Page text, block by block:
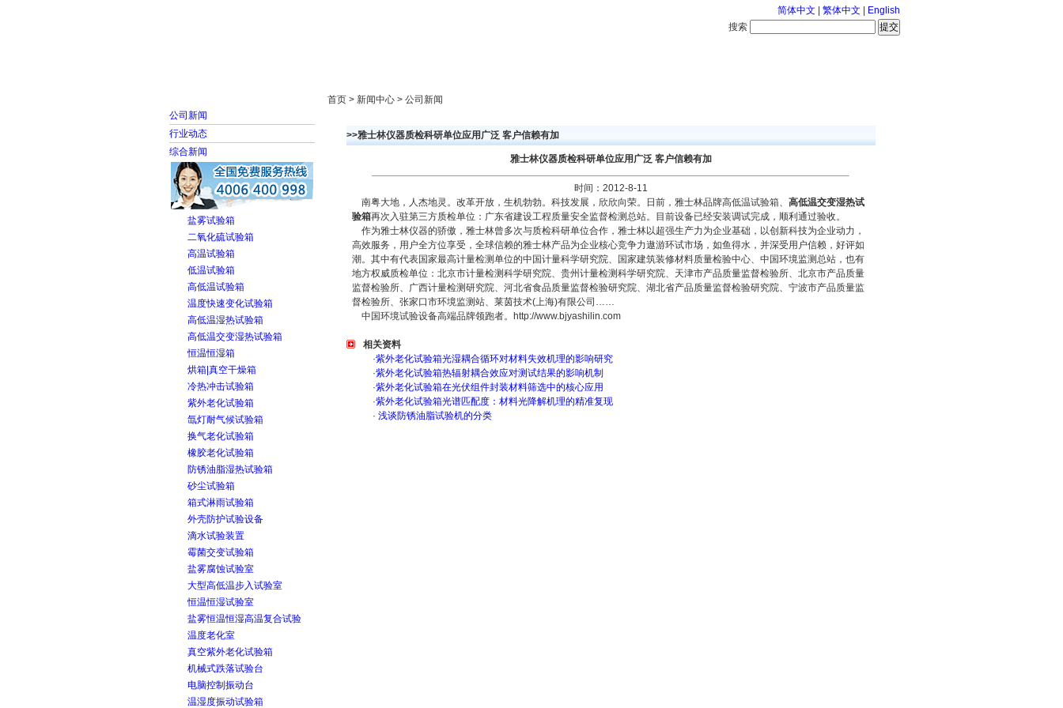
简体中文 繁体中文
English
搜索
公司新闻
行业动态
综合新闻
盐雾试验箱
二氧化硫试验箱
高温试验箱
低温试验箱
高低温试验箱
温度快速变化试验箱
高低温湿热试验箱
高低温交变湿热试验箱
恒温恒湿箱
烘箱|真空干燥箱
冷热冲击试验箱
紫外老化试验箱
氙灯耐气候试验箱
换气老化试验箱
橡胶老化试验箱
防锈油脂湿热试验箱
砂尘试验箱
箱式淋雨试验箱
外壳防护试验设备
滴水试验装置
霉菌交变试验箱
盐雾腐蚀试验室
大型高低温步入试验室
恒温恒湿试验室
盐雾恒温恒湿高温复合试验
温度老化室
真空紫外老化试验箱
机械式跌落试验台
电脑控制振动台
温湿度振动试验箱
首页 > 新闻中心 > 公司新闻
>>雅士林仪器质检科研单位应用广泛 客户信赖有加
雅士林仪器质检科研单位应用广泛 客户信赖有加
时间：2012-8-11
南粤大地，人杰地灵。改革开放，生机勃勃。科技发展，欣欣向荣。日前，雅士林品牌高低温试验箱、 高低温交变湿热试
验箱再次入驻第三方质检单位：广东省建设工程质量安全监督检测总站。目前设备已经安装调试完成，顺利通过验收。
作为雅士林仪器的骄傲，雅士林曾多次与质检科研单位合作，雅士林以超强生产力为企业基础，以创新科技为企业动力，
高效服务，用户全方位享受，全球信赖的雅士林产品为企业核心竞争力遨游环试市场，如鱼得水，并深受用户信赖，好评如
潮。其中有代表国家最高计量检测单位的中国计量科学研究院、国家建筑装修材料质量检验中心、中国环境监测总站，也有
地方权威质检单位：北京市计量检测科学研究院、贵州计量检测科学研究院、天津市产品质量监督检验所、北京市产品质量
监督检验所、广西计量检测研究院、河北省食品质量监督检验研究院、湖北省产品质量监督检验研究院、宁波市产品质量监
督检验所、张家口市环境监测站、莱茵技术(上海)有限公司……
中国环境试验设备高端品牌领跑者。http://www.bjyashilin.com
相关资料
·紫外老化试验箱光湿耦合循环对材料失效机理的影响研究
·紫外老化试验箱热辐射耦合效应对测试结果的影响机制
·紫外老化试验箱在光伏组件封装材料筛选中的核心应用
·紫外老化试验箱光谱匹配度：材料光降解机理的精准复现
· 浅谈防锈油脂试验机的分类